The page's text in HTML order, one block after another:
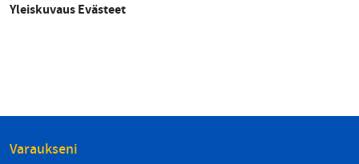
Yleiskuvaus Evästeet
Varaukseni